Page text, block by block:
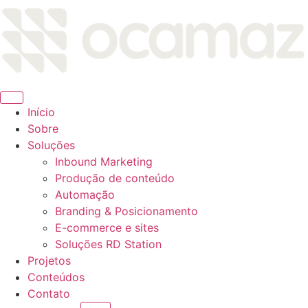
Ir
para
o
conteúdo
Início
Sobre
Soluções
Inbound Marketing
Produção de conteúdo
Automação
Branding & Posicionamento
E-commerce e sites
Soluções RD Station
Projetos
Conteúdos
Contato